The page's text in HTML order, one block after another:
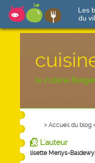
Les
du
la cuisine
> Accueil du blog
L'auteur
lisette Merlys-